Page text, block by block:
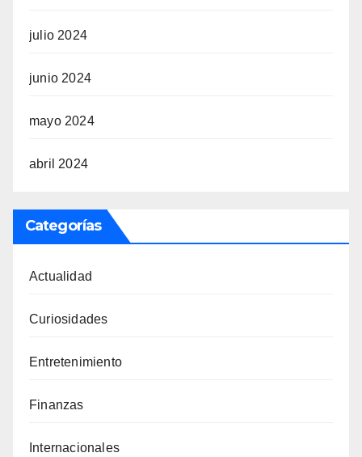
julio 2024
junio 2024
mayo 2024
abril 2024
Categorías
Actualidad
Curiosidades
Entretenimiento
Finanzas
Internacionales